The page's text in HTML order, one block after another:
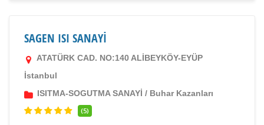
SAGEN ISI SANAYİ
ATATÜRK CAD. NO:140 ALİBEYKÖY-EYÜP
İstanbul
ISITMA-SOGUTMA SANAYİ / Buhar Kazanları
(5)